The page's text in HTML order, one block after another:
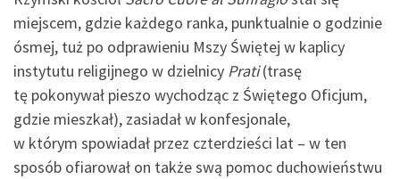
miejscem, gdzie każdego ranka, punktualnie o godzinie
ósmej, tuż po odprawieniu Mszy Świętej w kaplicy
instytutu religijnego w dzielnicy Prati(trasę
tę pokonywał pieszo wychodząc z Świętego Oficjum,
gdzie mieszkał), zasiadał w konfesjonale,
w którym spowiadał przez czterdzieści lat – w ten
sposób ofiarował on także swą pomoc duchowieństwu